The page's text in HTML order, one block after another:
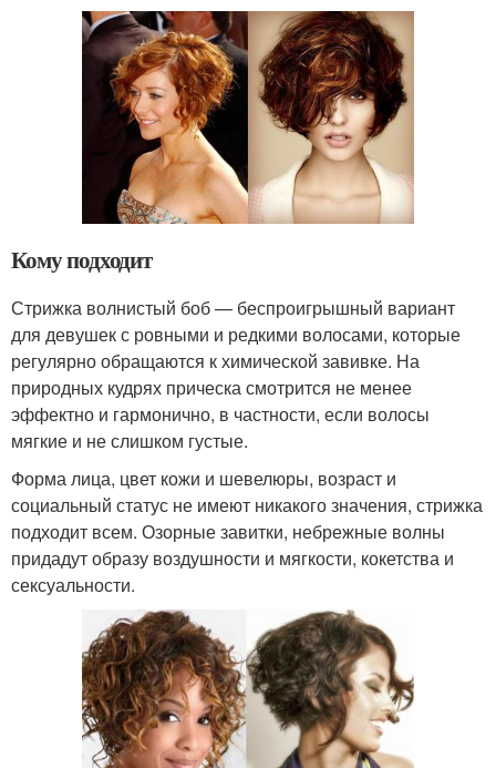
Кому подходит
Стрижка волнистый боб — беспроигрышный вариант
для девушек с ровными и редкими волосами, которые
регулярно обращаются к химической завивке. На
природных кудрях прическа смотрится не менее
эффектно и гармонично, в частности, если волосы
мягкие и не слишком густые.
Форма лица, цвет кожи и шевелюры, возраст и
социальный статус не имеют никакого значения, стрижка
подходит всем. Озорные завитки, небрежные волны
придадут образу воздушности и мягкости, кокетства и
сексуальности.